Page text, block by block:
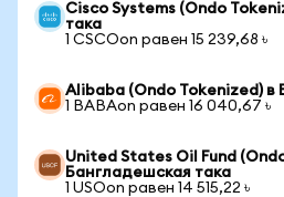
Cisco Systems (Ondo
така
1 CSCOon равен 15 239,68 ৳
Alibaba (Ondo Tokenized) в
1 BABAon равен 16 040,67 ৳
United States Oil Fund
Бангладешская така
1 USOon равен 14 515,22 ৳